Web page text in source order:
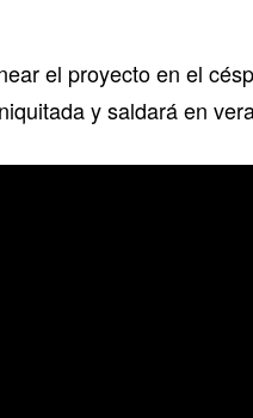
el proyecto en el
y saldará en